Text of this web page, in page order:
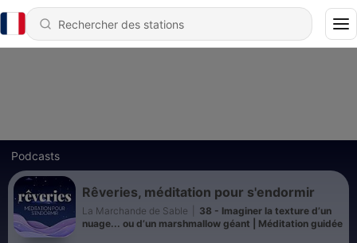
Podcasts
Rêveries, méditation pour s'endormir
La Marchande de Sable
38 - Imaginer la texture d’un
nuage... ou d’un marshmallow géant | Méditation guidée